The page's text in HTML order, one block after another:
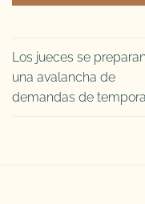
Los jueces se
una avalancha de
demandas de